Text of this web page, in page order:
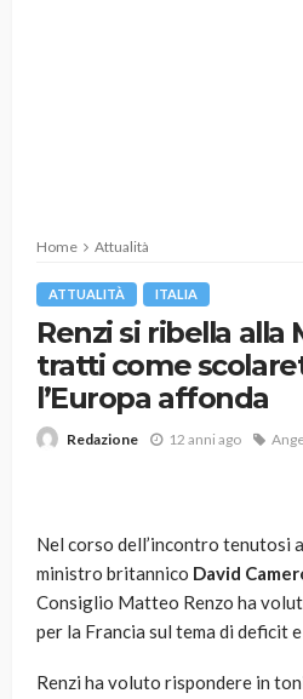
Home Attualità
ATTUALITÀ ITALIA
Renzi si ribella alla
tratti come
l’Europa affonda
Redazione 12 anni ago
Nel corso dell’incontro tenutosi
ministro britannico David
Consiglio Matteo Renzo ha
per la Francia sul tema di deficit
Renzi ha voluto rispondere in